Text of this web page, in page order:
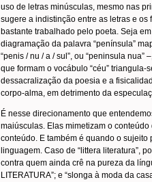
uso de letras minúsculas, mesmo nas
sugere a indistinção entre as letras e
bastante trabalhado pelo poeta. Seja
diagramação da palavra “península”
“penis / nu / a / sul”, ou “peninsula
que formam o vocábulo “céu” triangula-
dessacralização da poesia e a
corpo-alma, em detrimento da
É nesse direcionamento que
maiúsculas. Elas mimetizam o
conteúdo. E também é quando o
linguagem. Caso de “littera literatura”,
contra quem ainda crê na pureza da
LITERATURA”; e “slonga à moda da